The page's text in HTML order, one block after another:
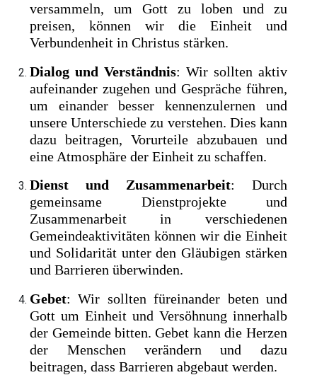
versammeln, um Gott zu loben und zu
preisen, können wir die Einheit und
Verbundenheit in Christus stärken.
Dialog und Verständnis: Wir sollten aktiv
aufeinander zugehen und Gespräche führen,
um einander besser kennenzulernen und
unsere Unterschiede zu verstehen. Dies kann
dazu beitragen, Vorurteile abzubauen und
eine Atmosphäre der Einheit zu schaffen.
Dienst und Zusammenarbeit: Durch
gemeinsame Dienstprojekte und
Zusammenarbeit in verschiedenen
Gemeindeaktivitäten können wir die Einheit
und Solidarität unter den Gläubigen stärken
und Barrieren überwinden.
Gebet: Wir sollten füreinander beten und
Gott um Einheit und Versöhnung innerhalb
der Gemeinde bitten. Gebet kann die Herzen
der Menschen verändern und dazu
beitragen, dass Barrieren abgebaut werden.